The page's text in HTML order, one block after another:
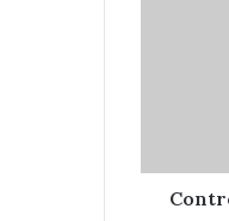
Carpinteros